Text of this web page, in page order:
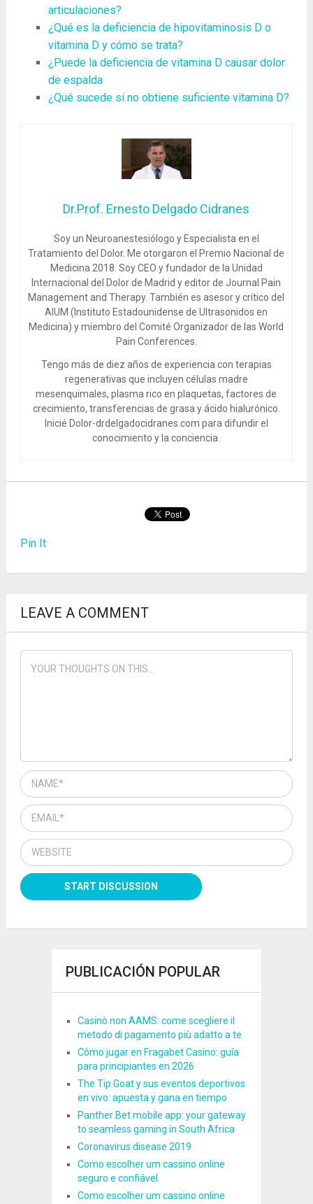
articulaciones?
¿Qué es la deficiencia de hipovitaminosis D o
vitamina D y cómo se trata?
¿Puede la deficiencia de vitamina D causar dolor
de espalda
¿Qué sucede si no obtiene suficiente vitamina D?
Dr.Prof. Ernesto Delgado Cidranes
Soy un Neuroanestesiólogo y Especialista en el
Tratamiento del Dolor. Me otorgaron el Premio Nacional de
Medicina 2018. Soy CEO y fundador de la Unidad
Internacional del Dolor de Madrid y editor de Journal Pain
Management and Therapy. También es asesor y crítico del
AIUM (Instituto Estadounidense de Ultrasonidos en
Medicina) y miembro del Comité Organizador de las World
Pain Conferences.
Tengo más de diez años de experiencia con terapias
regenerativas que incluyen células madre
mesenquimales, plasma rico en plaquetas, factores de
crecimiento, transferencias de grasa y ácido hialurónico.
Inicié Dolor-drdelgadocidranes.com para difundir el
conocimiento y la conciencia.
Pin It
LEAVE A COMMENT
PUBLICACIÓN POPULAR
Casinò non AAMS: come scegliere il
metodo di pagamento più adatto a te
Cómo jugar en Fragabet Casino: guía
para principiantes en 2026
The Tip Goat y sus eventos deportivos
en vivo: apuesta y gana en tiempo
Panther Bet mobile app: your gateway
to seamless gaming in South Africa
Coronavirus disease 2019
Como escolher um cassino online
seguro e confiável
Como escolher um cassino online